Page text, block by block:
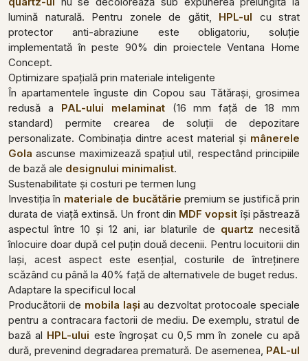
lumină naturală. Pentru zonele de gătit, HPL-ul cu strat
protector anti-abraziune este obligatoriu, soluție
implementată în peste 90% din proiectele Ventana Home
Concept.
Optimizare spațială prin materiale inteligente
În apartamentele înguste din Copou sau Tătărași, grosimea
redusă a PAL-ului melaminat(16 mm față de 18 mm
standard) permite crearea de soluții de depozitare
personalizate. Combinația dintre acest material și mânerele
Gola ascunse maximizează spațiul util, respectând principiile
de bază ale designului minimalist.
Sustenabilitate și costuri pe termen lung
Investiția în materiale de bucătărie premium se justifică prin
durata de viață extinsă. Un front din MDF vopsit își păstrează
aspectul între 10 și 12 ani, iar blaturile de quartz necesită
înlocuire doar după cel puțin două decenii. Pentru locuitorii din
Iași, acest aspect este esențial, costurile de întreținere
scăzând cu până la 40% față de alternativele de buget redus.
Adaptare la specificul local
Producătorii de mobila Iași au dezvoltat protocoale speciale
pentru a contracara factorii de mediu. De exemplu, stratul de
bază al HPL-ului este îngroșat cu 0,5 mm în zonele cu apă
dură, prevenind degradarea prematură. De asemenea, PAL-ul